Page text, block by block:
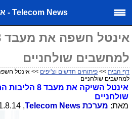
Telecom News - אינטל חשפה א...
למחשבים שולחניים
דף הבית >> פיתוחים חדשים וצ'יפים
למחשבים שולחניים
אינטל השיקה את
שולחניים
מאת: מערכת Telecom News
, 31.8.14, 14:20